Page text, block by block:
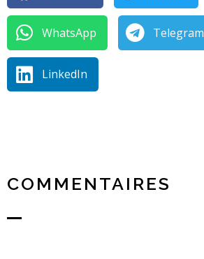
WhatsApp Telegram
LinkedIn
COMMENTAIRES